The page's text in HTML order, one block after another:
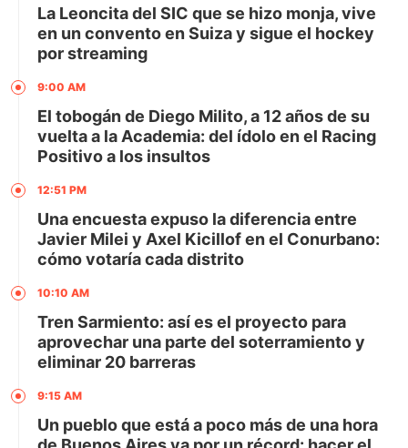
La Leoncita del SIC que se hizo monja, vive
en un convento en Suiza y sigue el hockey
por streaming
9:00 AM
El tobogán de Diego Milito, a 12 años de su
vuelta a la Academia: del ídolo en el Racing
Positivo a los insultos
12:51 PM
Una encuesta expuso la diferencia entre
Javier Milei y Axel Kicillof en el Conurbano:
cómo votaría cada distrito
10:10 AM
Tren Sarmiento: así es el proyecto para
aprovechar una parte del soterramiento y
eliminar 20 barreras
9:15 AM
Un pueblo que está a poco más de una hora